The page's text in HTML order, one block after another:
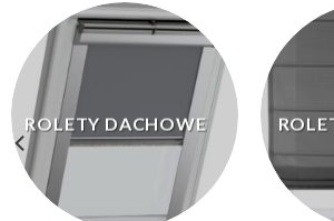
ROLETY DACHOWE